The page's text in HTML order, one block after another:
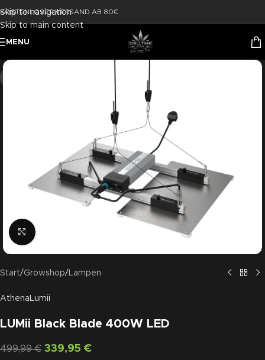
Skip to navigation
Skip to main content
KOSTENLOSER VERSAND AB 80€
MENU
Click to enlarge
Start/Growshop/ Lampen
Athena Lumii
LUMii Black Blade 400W LED
499,99€ 339,95 €